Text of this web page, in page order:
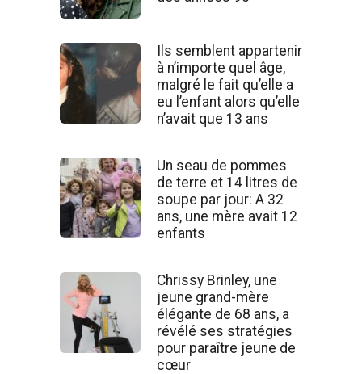
Ils semblent appartenir
à n’importe quel âge,
malgré le fait qu’elle a
eu l’enfant alors qu’elle
n’avait que 13 ans
Un seau de pommes
de terre et 14 litres de
soupe par jour: A 32
ans, une mère avait 12
enfants
Chrissy Brinley, une
jeune grand-mère
élégante de 68 ans, a
révélé ses stratégies
pour paraître jeune de
cœur